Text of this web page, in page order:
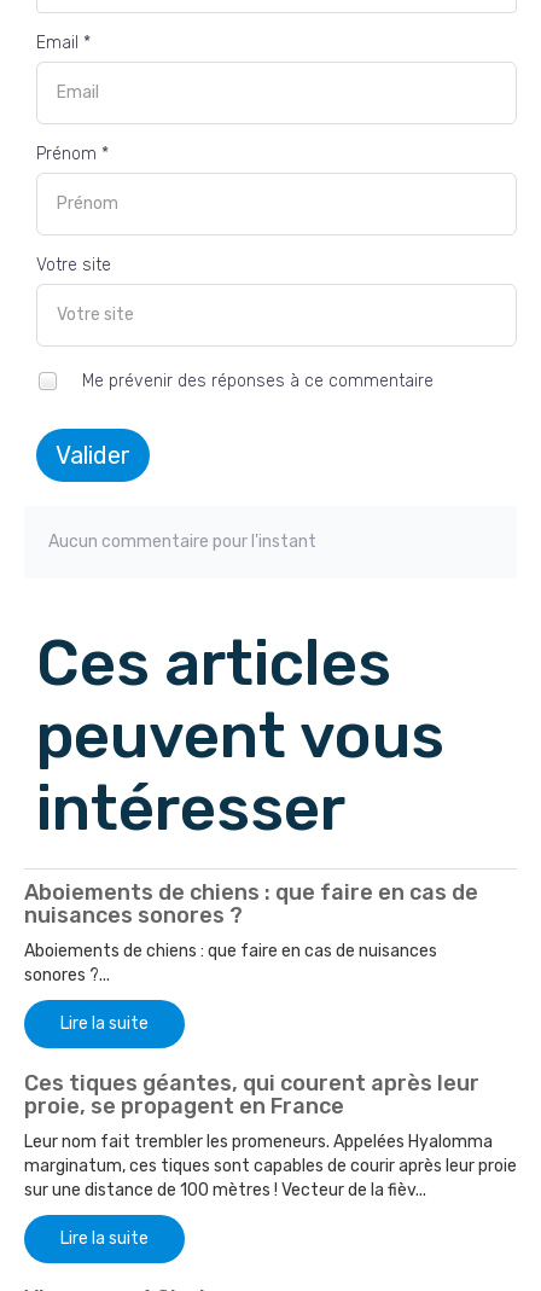
Email *
Prénom *
Votre site
Me prévenir des réponses à ce commentaire
Valider
Aucun commentaire pour l'instant
Ces articles
peuvent vous
intéresser
Aboiements de chiens : que faire en cas de
nuisances sonores ?
Aboiements de chiens : que faire en cas de nuisances
sonores ?...
Lire la suite
Ces tiques géantes, qui courent après leur
proie, se propagent en France
Leur nom fait trembler les promeneurs. Appelées Hyalomma
marginatum, ces tiques sont capables de courir après leur proie
sur une distance de 100 mètres ! Vecteur de la fièv...
Lire la suite